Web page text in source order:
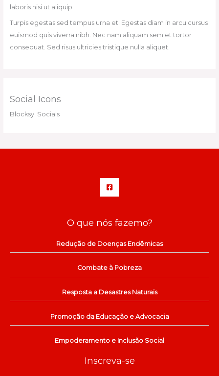
laboris nisi ut aliquip.
Turpis egestas sed tempus urna et. Egestas diam in arcu cursus
euismod quis viverra nibh. Nec nam aliquam sem et tortor
consequat. Sed risus ultricies tristique nulla aliquet.
Social Icons
Blocksy: Socials
O que nós fazemo?
Redução de Doenças Endêmicas
Combate à Pobreza
Resposta a Desastres Naturais
Promoção da Educação e Advocacia
Empoderamento e Inclusão Social
Inscreva-se